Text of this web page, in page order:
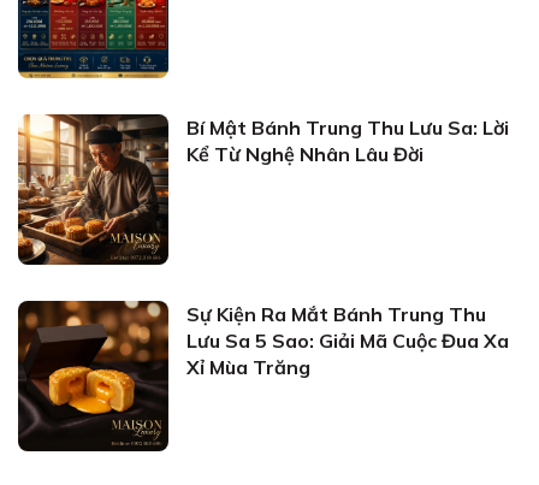
Bí Mật Bánh Trung Thu Lưu Sa: Lời
Kể Từ Nghệ Nhân Lâu Đời
Sự Kiện Ra Mắt Bánh Trung Thu
Lưu Sa 5 Sao: Giải Mã Cuộc Đua Xa
Xỉ Mùa Trăng